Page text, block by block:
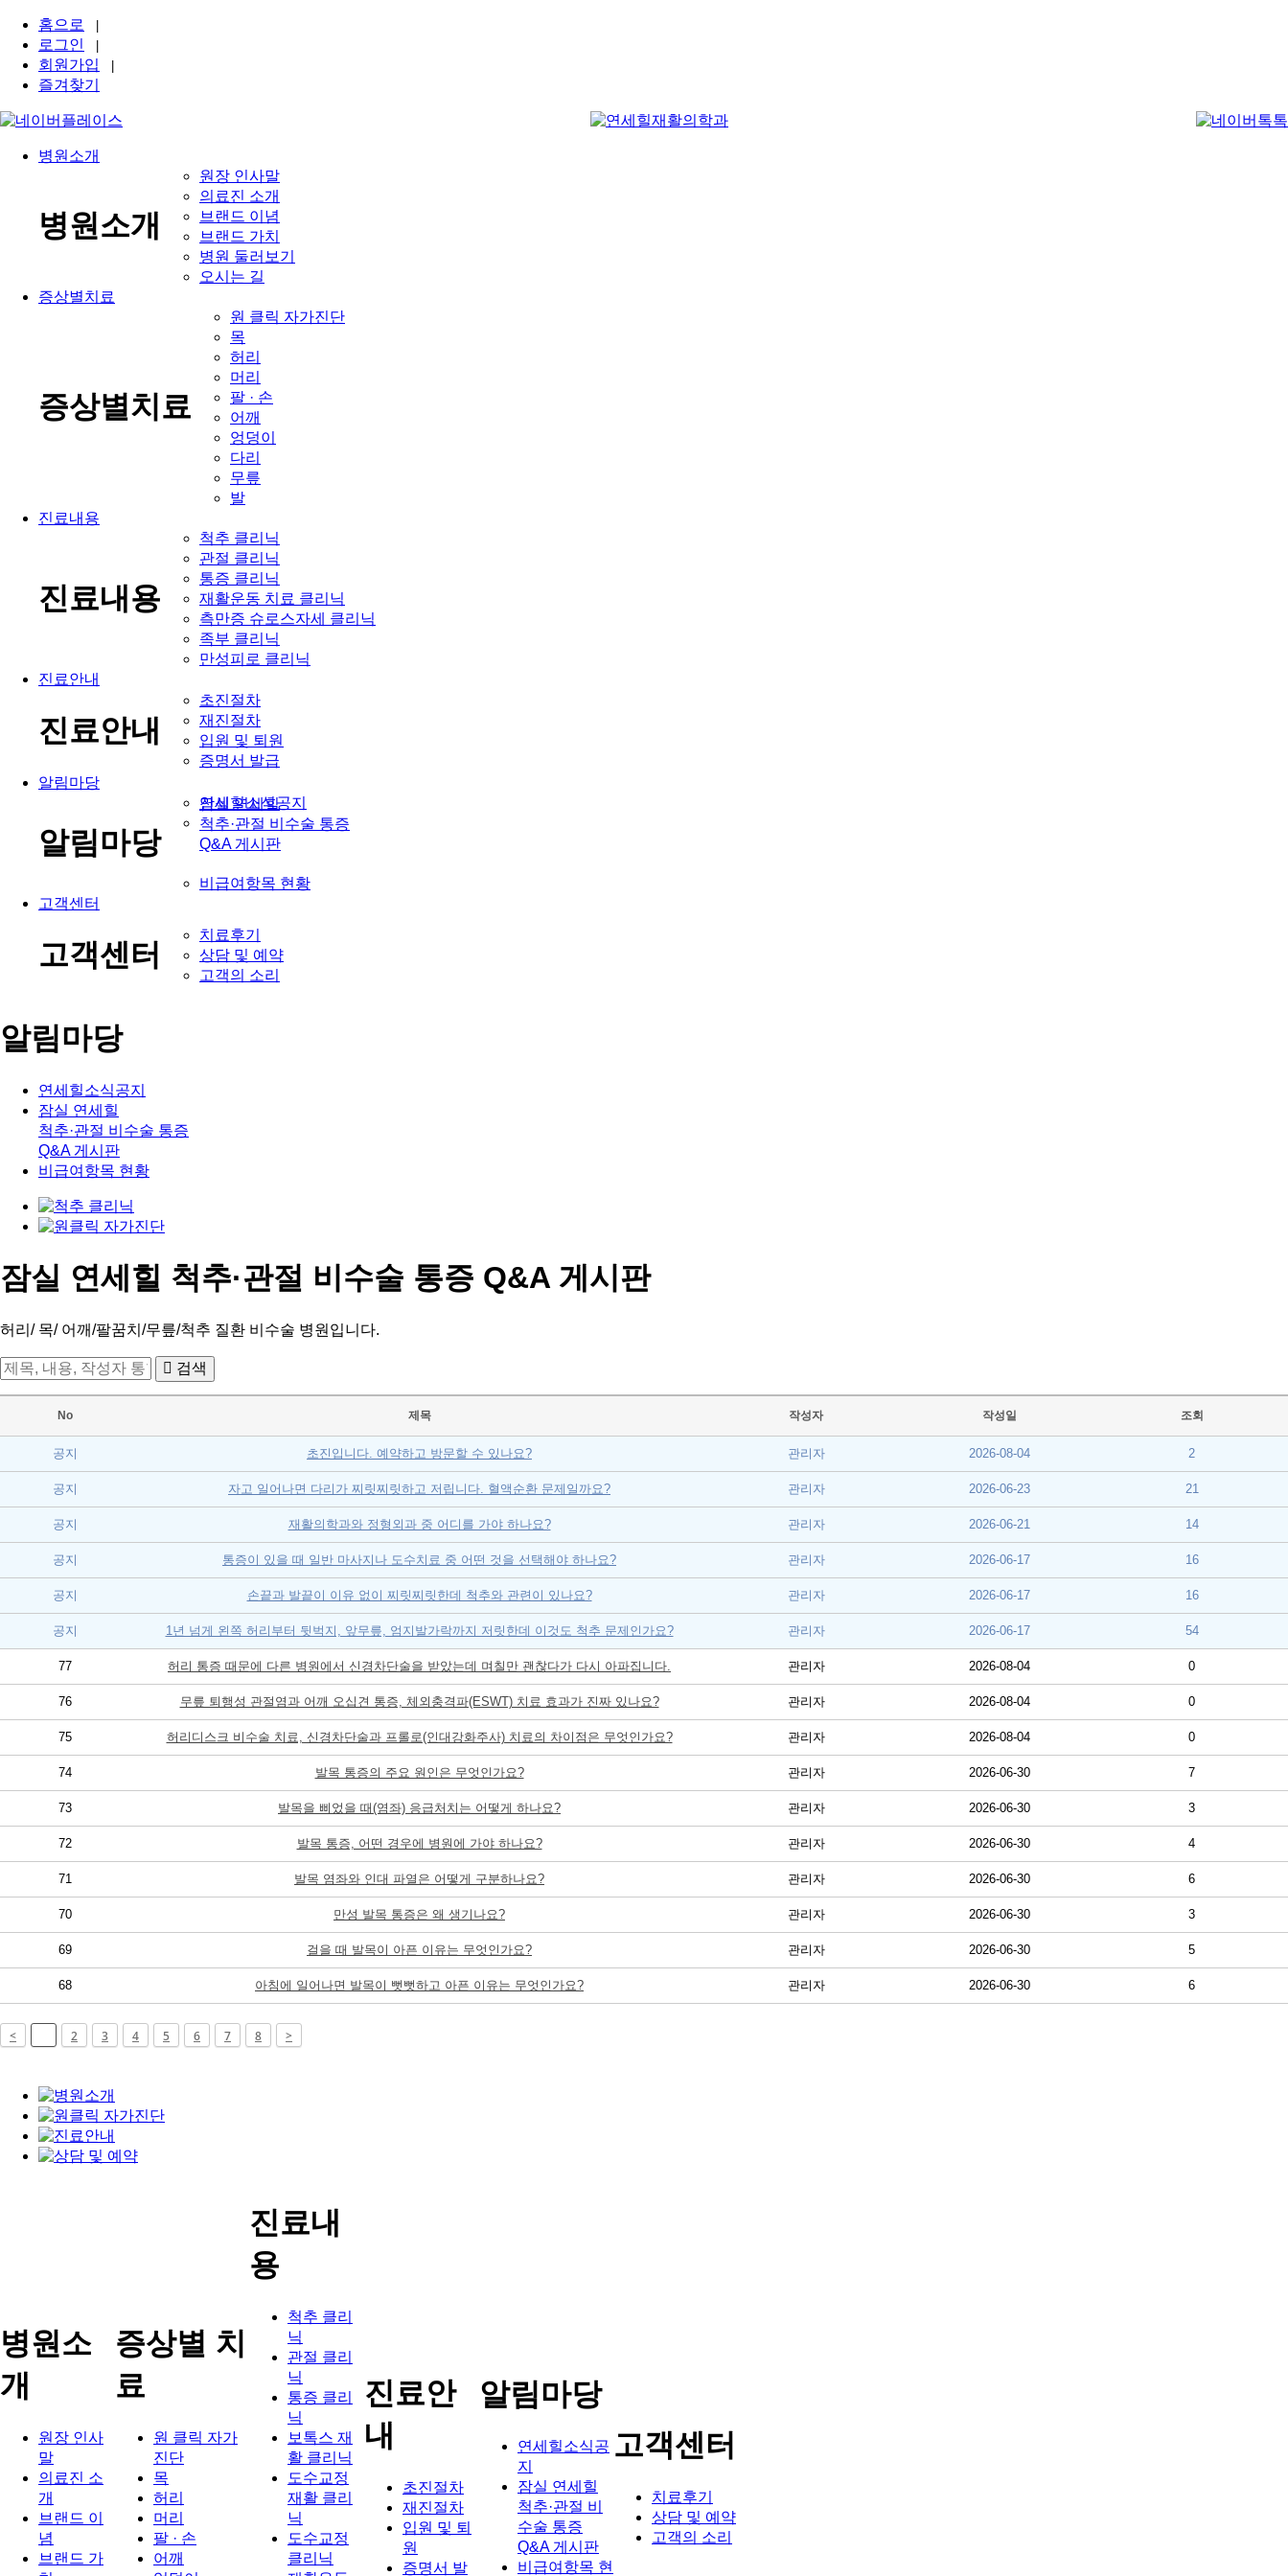
홈으로
로그인
회원가입
즐겨찾기
병원소개
병원소개
원장 인사말
의료진 소개
브랜드 이념
브랜드 가치
병원 둘러보기
오시는 길
증상별치료
증상별치료
원 클릭 자가진단
목
허리
머리
팔 · 손
어깨
엉덩이
다리
무릎
발
진료내용
진료내용
척추 클리닉
관절 클리닉
통증 클리닉
재활운동 치료 클리닉
측만증 슈로스자세 클리닉
족부 클리닉
만성피로 클리닉
진료안내
진료안내
초진절차
재진절차
입원 및 퇴원
증명서 발급
알림마당
알림마당
연세힐소식공지
잠실 연세힐
척추·관절 비수술 통증
Q&A 게시판
비급여항목 현황
고객센터
고객센터
치료후기
상담 및 예약
고객의 소리
알림마당
연세힐소식공지
잠실 연세힐
척추·관절 비수술 통증
Q&A 게시판
비급여항목 현황
잠실 연세힐 척추·관절 비수술 통증 Q&A 게시판
허리/ 목/ 어깨/팔꿈치/무릎/척추 질환 비수술 병원입니다.
검색
No 제목 작성자 작성일 조회
공지 초진입니다. 예약하고 방문할 수 있나요? 관리자 2026-08-04 2
공지 자고 일어나면 다리가 찌릿찌릿하고 저립니다. 혈액순환 문제일까요? 관리자 2026-06-23 21
공지 재활의학과와 정형외과 중 어디를 가야 하나요? 관리자 2026-06-21 14
공지 통증이 있을 때 일반 마사지나 도수치료 중 어떤 것을 선택해야 하나요? 관리자 2026-06-17 16
공지 손끝과 발끝이 이유 없이 찌릿찌릿한데 척추와 관련이 있나요? 관리자 2026-06-17 16
공지 1년 넘게 왼쪽 허리부터 뒷벅지, 앞무릎, 엄지발가락까지 저릿한데 이것도 척추 문제인가요? 관리자 2026-06-17 54
77 허리 통증 때문에 다른 병원에서 신경차단술을 받았는데 며칠만 괜찮다가 다시 아파집니다. 관리자 2026-08-04 0
76 무릎 퇴행성 관절염과 어깨 오십견 통증, 체외충격파(ESWT) 치료 효과가 진짜 있나요? 관리자 2026-08-04 0
75 허리디스크 비수술 치료, 신경차단술과 프롤로(인대강화주사) 치료의 차이점은 무엇인가요? 관리자 2026-08-04 0
74 발목 통증의 주요 원인은 무엇인가요? 관리자 2026-06-30 7
73 발목을 삐었을 때(염좌) 응급처치는 어떻게 하나요? 관리자 2026-06-30 3
72 발목 통증, 어떤 경우에 병원에 가야 하나요? 관리자 2026-06-30 4
71 발목 염좌와 인대 파열은 어떻게 구분하나요? 관리자 2026-06-30 6
70 만성 발목 통증은 왜 생기나요? 관리자 2026-06-30 3
69 걸을 때 발목이 아픈 이유는 무엇인가요? 관리자 2026-06-30 5
68 아침에 일어나면 발목이 뻣뻣하고 아픈 이유는 무엇인가요? 관리자 2026-06-30 6
< 2 3 4 5 6 7 8 >
병원소
개
원장 인사
말
의료진 소
개
브랜드 이
념
브랜드 가
증상별 치
료
원 클릭 자가
진단
목
허리
머리
팔 · 손
어깨
진료내
용
척추 클리
닉
관절 클리
닉
통증 클리
닉
보톡스 재
활 클리닉
도수교정
재활 클리
닉
도수교정
클리닉
진료안
내
초진절차
재진절차
입원 및 퇴
원
증명서 발
알림마당
연세힐소식공
지
잠실 연세힐
척추·관절 비
수술 통증
Q&A 게시판
비급여항목 현
고객센터
치료후기
상담 및 예약
고객의 소리